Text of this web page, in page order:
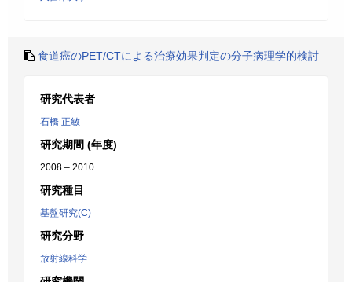
食道癌のPET/CTによる治療効果判定の分子病理学的検討
研究代表者
石橋 正敏
研究期間 (年度)
2008 – 2010
研究種目
基盤研究(C)
研究分野
放射線科学